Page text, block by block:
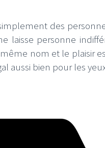
des
laisse personne
nom et le plaisir
aussi bien pour les
LE GROS RIFFIFI –
Christmas Riffifi